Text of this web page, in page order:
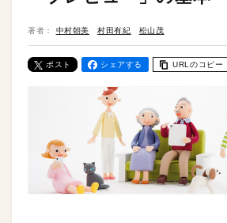
著者： 中村朝美 村田有紀 松山茂
ポスト シェアする URLのコピー